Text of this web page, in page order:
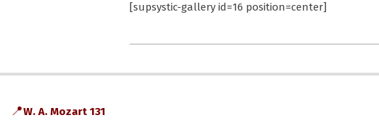
[supsystic-gallery id=16 position=center]
📍W. A. Mozart 131